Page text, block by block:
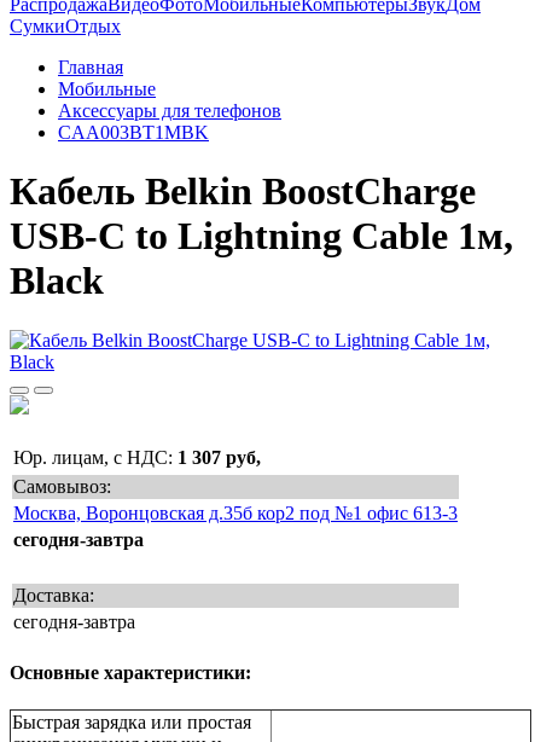
РаспродажаВидеоФотоМобильныеКомпьютерыЗвукДом
СумкиОтдых
Главная
Мобильные
Аксессуары для телефонов
CAA003BT1MBK
Кабель Belkin BoostCharge
USB-C to Lightning Cable 1м,
Black
Юр. лицам, с НДС: 1 307 руб,
Самовывоз:
Москва, Воронцовская д.35б кор2 под №1 офис 613-3
сегодня-завтра
Доставка:
сегодня-завтра
Основные характеристики:
Быстрая зарядка или простая